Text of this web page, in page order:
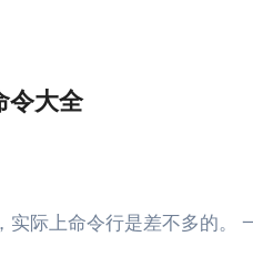
令大全
实际上命令行是差不多的。